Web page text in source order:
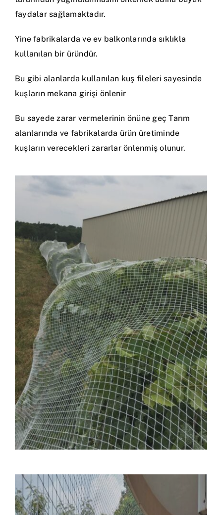
faydalar sağlamaktadır.
Yine fabrikalarda ve ev balkonlarında sıklıkla
kullanılan bir üründür.
Bu gibi alanlarda kullanılan kuş fileleri sayesinde
kuşların mekana girişi önlenir
Bu sayede zarar vermelerinin önüne geç Tarım
alanlarında ve fabrikalarda ürün üretiminde
kuşların verecekleri zararlar önlenmiş olunur.